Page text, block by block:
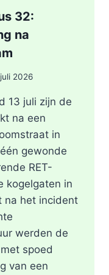
32:
na
2026
13 juli zijn de
na een
in
gewonde
RET-
kogelgaten in
na het incident
werden de
spoed
van een